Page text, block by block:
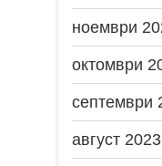
ноември
октомври
септември
август 2023